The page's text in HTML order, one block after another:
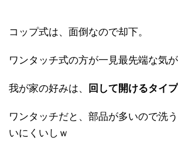
コップ式は、面倒なので却下。
ワンタッチ式の方が一見最先端な気が
我が家の好みは、 回して開けるタイプ
ワンタッチだと、部品が多いので洗
いにくいしｗ